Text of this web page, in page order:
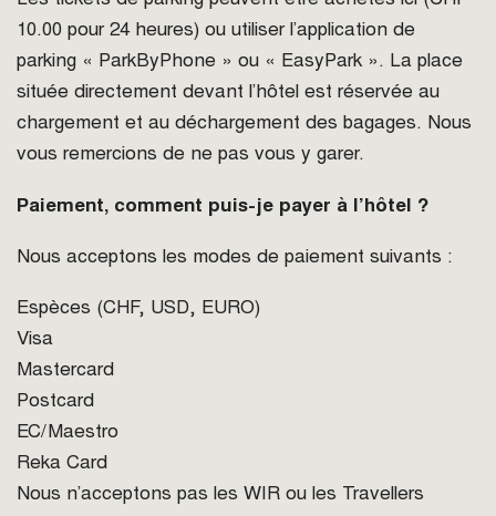
10.00 pour 24 heures) ou utiliser l’application de
parking « ParkByPhone » ou « EasyPark ». La place
située directement devant l’hôtel est réservée au
chargement et au déchargement des bagages. Nous
vous remercions de ne pas vous y garer.
Paiement, comment puis-je payer à l’hôtel ?
Nous acceptons les modes de paiement suivants :
Espèces (CHF, USD, EURO)
Visa
Mastercard
Postcard
EC/Maestro
Reka Card
Nous n’acceptons pas les WIR ou les Travellers